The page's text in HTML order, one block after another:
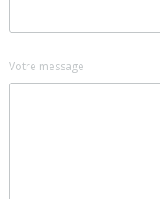
Votre message